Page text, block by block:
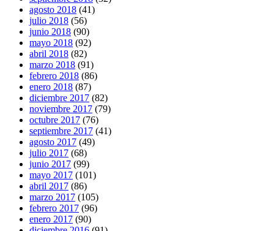
agosto 2018 (41)
julio 2018 (56)
junio 2018 (90)
mayo 2018 (92)
abril 2018 (82)
marzo 2018 (91)
febrero 2018 (86)
enero 2018 (87)
diciembre 2017 (82)
noviembre 2017 (79)
octubre 2017 (76)
septiembre 2017 (41)
agosto 2017 (49)
julio 2017 (68)
junio 2017 (99)
mayo 2017 (101)
abril 2017 (86)
marzo 2017 (105)
febrero 2017 (96)
enero 2017 (90)